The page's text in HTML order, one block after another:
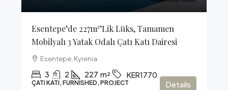
Esentepe’de 227m²’lik Lüks, Tamamen
Mobilyalı 3 Yatak Odalı Çatı Katı Dairesi
Esentepe, Kyrenia
3 2 227 m² KER1770
ÇATI KATI, FURNISHED, PROJECT Details